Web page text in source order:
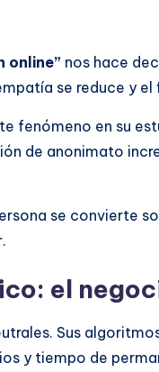
online” nos hace
se reduce y
fenómeno en su
de anonimato
se convierte
el
Sus
y tiempo de